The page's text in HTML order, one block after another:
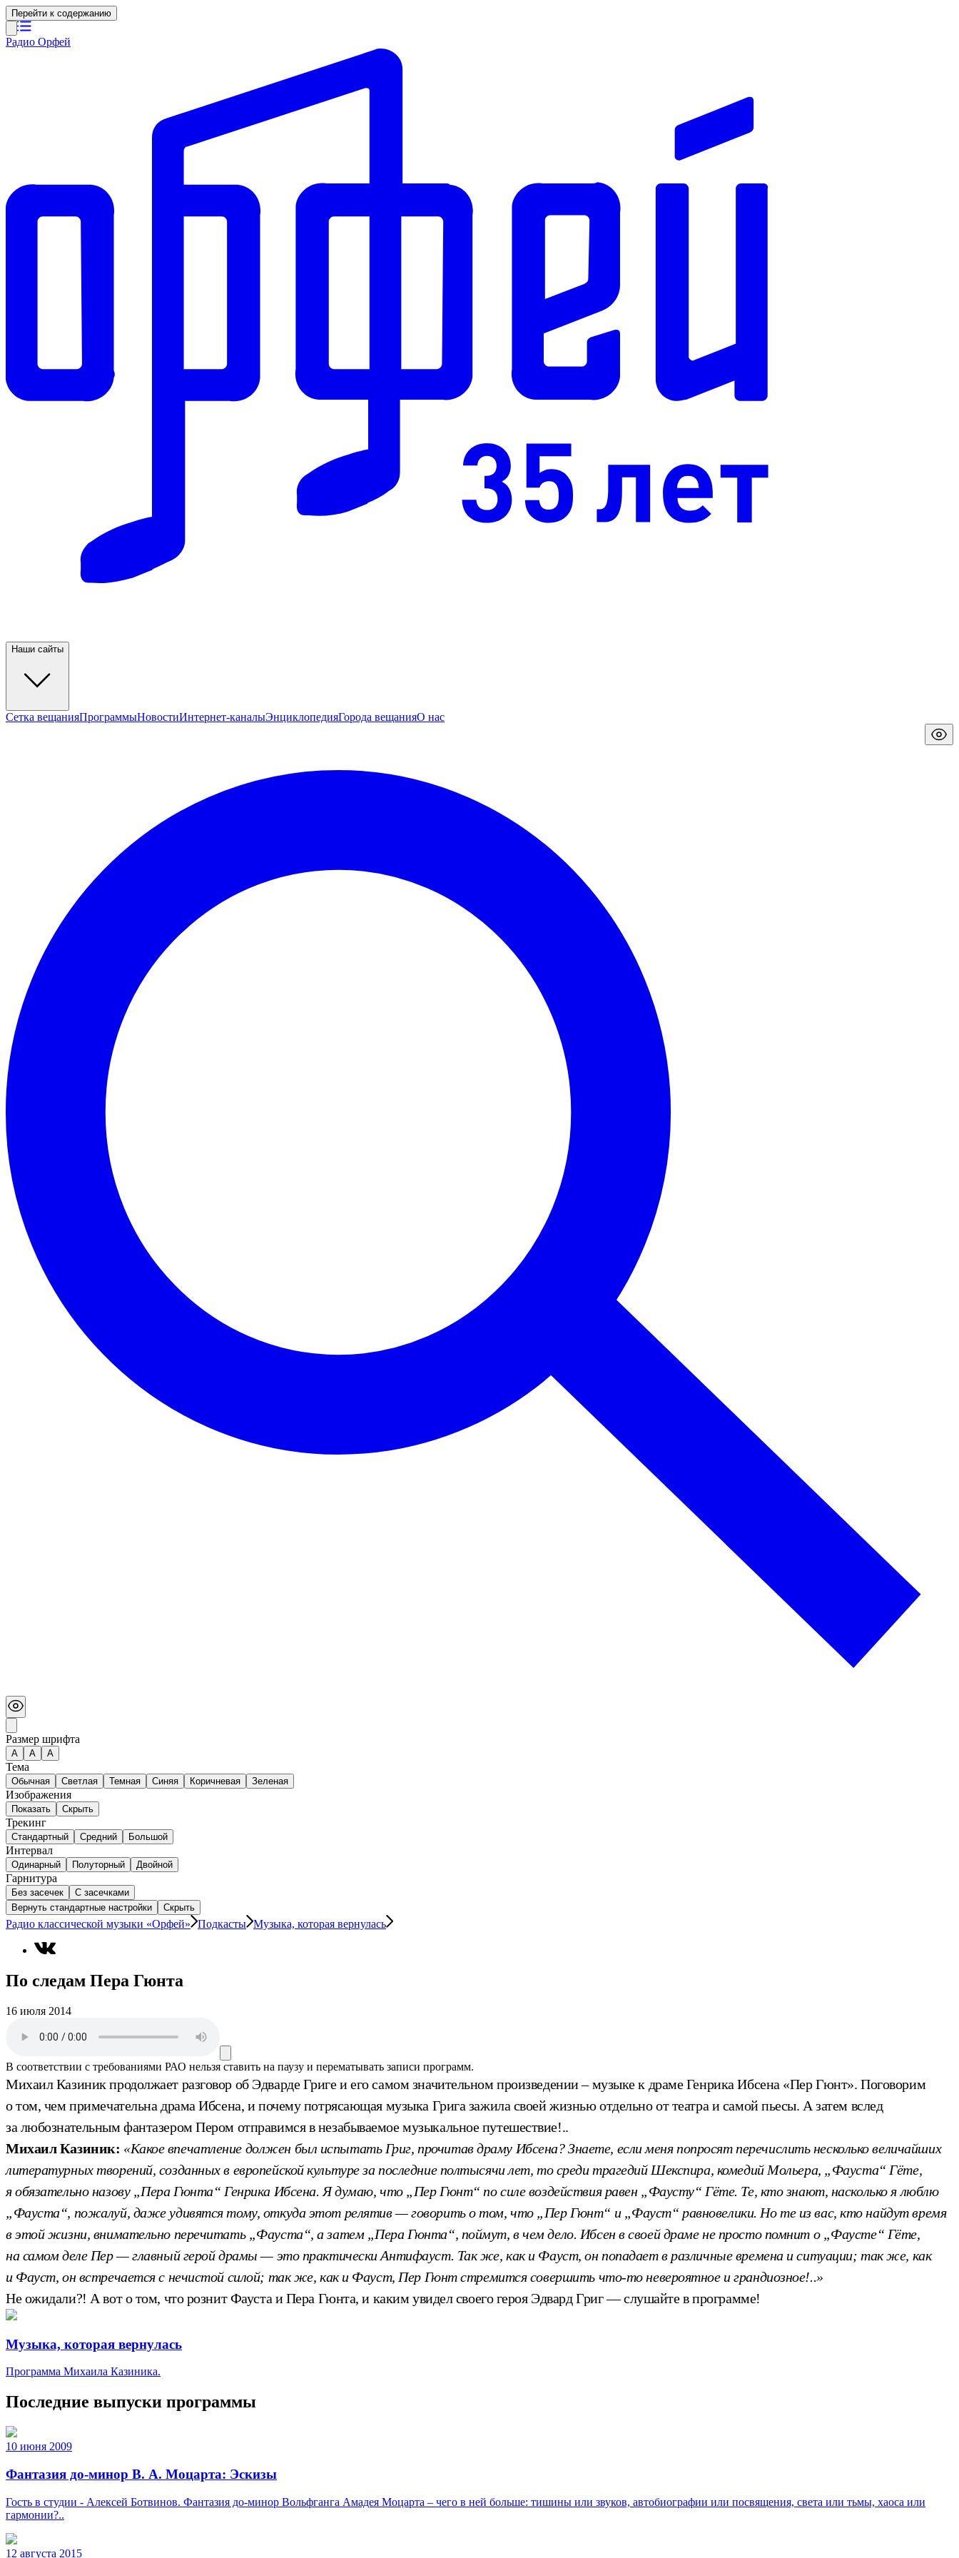
Перейти к содержанию
Радио Орфей
Наши сайты
Сетка вещанияПрограммыНовостиИнтернет-каналыЭнциклопедияГорода вещанияО нас
Размер шрифта
А A A
Тема
Обычная Светлая Темная Синяя Коричневая Зеленая
Изображения
Показать Скрыть
Трекинг
Стандартный Средний Большой
Интервал
Одинарный Полуторный Двойной
Гарнитура
Без засечек
С засечками
Вернуть стандартные настройки
Скрыть
Радио классической музыки «Орфей» Подкасты Музыка, которая вернулась
По следам Пера Гюнта
16 июля 2014
В соответствии с требованиями РАО нельзя ставить на паузу и перематывать записи программ.
Михаил Казиник продолжает разговор об Эдварде Григе и его самом значительном произведении – музыке к драме Генрика Ибсена «Пер Гюнт». Поговорим
о том, чем примечательна драма Ибсена, и почему потрясающая музыка Грига зажила своей жизнью отдельно от театра и самой пьесы. А затем вслед
за любознательным фантазером Пером отправимся в незабываемое музыкальное путешествие!..
Михаил Казиник: «Какое впечатление должен был испытать Григ, прочитав драму Ибсена? Знаете, если меня попросят перечислить несколько величайших
литературных творений, созданных в европейской культуре за последние полтысячи лет, то среди трагедий Шекспира, комедий Мольера, „Фауста“ Гёте,
я обязательно назову „Пера Гюнта“ Генрика Ибсена. Я думаю, что „Пер Гюнт“ по силе воздействия равен „Фаусту“ Гёте. Те, кто знают, насколько я люблю
„Фауста“, пожалуй, даже удивятся тому, откуда этот релятив — говорить о том, что „Пер Гюнт“ и „Фауст“ равновелики. Но те из вас, кто найдут время
в этой жизни, внимательно перечитать „Фауста“, а затем „Пера Гюнта“, поймут, в чем дело. Ибсен в своей драме не просто помнит о „Фаусте“ Гёте,
на самом деле Пер — главный герой драмы — это практически Антифауст. Так же, как и Фауст, он попадает в различные времена и ситуации; так же, как
и Фауст, он встречается с нечистой силой; так же, как и Фауст, Пер Гюнт стремится совершить что-то невероятное и грандиозное!..»
Не ожидали?! А вот о том, что рознит Фауста и Пера Гюнта, и каким увидел своего героя Эдвард Григ — слушайте в программе!
Музыка, которая вернулась
Программа Михаила Казиника.
Последние выпуски программы
10 июня 2009
Фантазия до-минор В. А. Моцарта: Эскизы
Гость в студии - Алексей Ботвинов. Фантазия до-минор Вольфганга Амадея Моцарта – чего в ней больше: тишины или звуков, автобиографии или посвящения, света или тьмы, хаоса или
гармонии?..
12 августа 2015